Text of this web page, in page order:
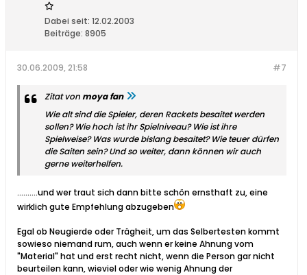
Dabei seit: 12.02.2003
Beiträge: 8905
#7
30.06.2009, 21:58
Zitat vonmoya fan
Wie alt sind die Spieler, deren Rackets besaitet werden
sollen? Wie hoch ist ihr Spielniveau? Wie ist ihre
Spielweise? Was wurde bislang besaitet? Wie teuer dürfen
die Saiten sein? Und so weiter, dann können wir auch
gerne weiterhelfen.
..........und wer traut sich dann bitte schön ernsthaft zu, eine
wirklich gute Empfehlung abzugeben
Egal ob Neugierde oder Trägheit, um das Selbertesten kommt
sowieso niemand rum, auch wenn er keine Ahnung vom
"Material" hat und erst recht nicht, wenn die Person gar nicht
beurteilen kann, wieviel oder wie wenig Ahnung der